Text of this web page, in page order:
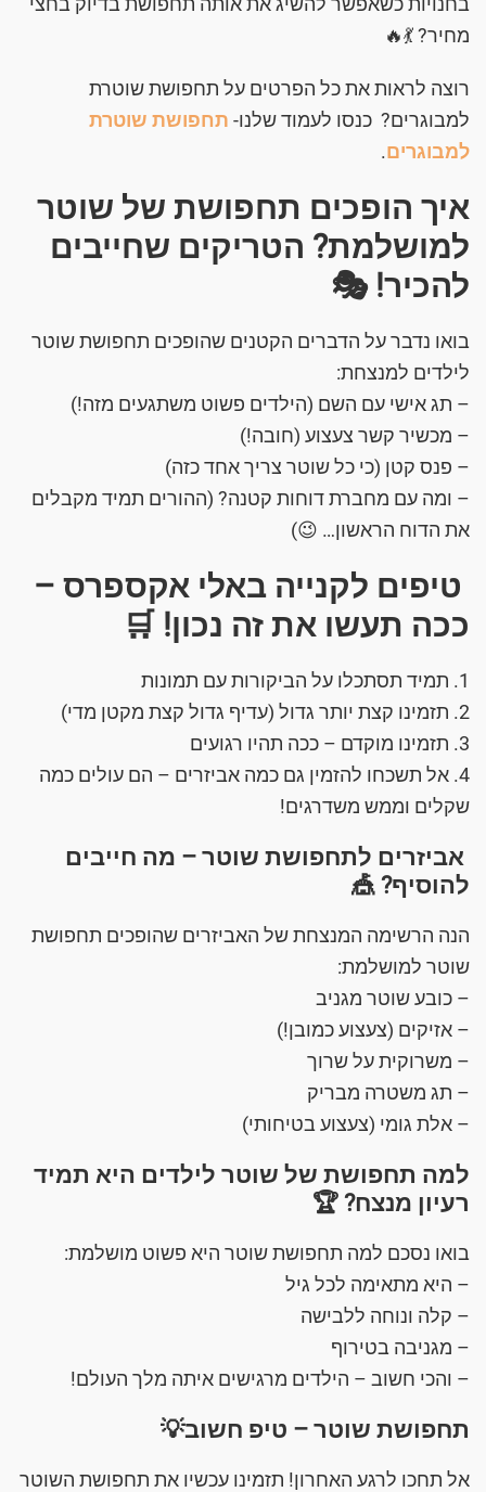
מחיר? 💃🔥
רוצה לראות את כל הפרטים על תחפושת שוטרת
למבוגרים? כנסו לעמוד שלנו- תחפושת שוטרת
למבוגרים.
איך הופכים תחפושת של שוטר
למושלמת? הטריקים שחייבים
להכיר! 🎭
בואו נדבר על הדברים הקטנים שהופכים תחפושת שוטר
לילדים למנצחת:
– תג אישי עם השם (הילדים פשוט משתגעים מזה!)
– מכשיר קשר צעצוע (חובה!)
– פנס קטן (כי כל שוטר צריך אחד כזה)
– ומה עם מחברת דוחות קטנה? (ההורים תמיד מקבלים
את הדוח הראשון… 😉)
טיפים לקנייה באלי אקספרס –
ככה תעשו את זה נכון! 🛒
1. תמיד תסתכלו על הביקורות עם תמונות
2. תזמינו קצת יותר גדול (עדיף גדול קצת מקטן מדי)
3. תזמינו מוקדם – ככה תהיו רגועים
4. אל תשכחו להזמין גם כמה אביזרים – הם עולים כמה
שקלים וממש משדרגים!
אביזרים לתחפושת שוטר – מה חייבים
להוסיף? 🎪
הנה הרשימה המנצחת של האביזרים שהופכים תחפושת
שוטר למושלמת:
– כובע שוטר מגניב
– אזיקים (צעצוע כמובן!)
– משרוקית על שרוך
– תג משטרה מבריק
– אלת גומי (צעצוע בטיחותי)
למה תחפושת של שוטר לילדים היא תמיד
רעיון מנצח? 🏆
בואו נסכם למה תחפושת שוטר היא פשוט מושלמת:
– היא מתאימה לכל גיל
– קלה ונוחה ללבישה
– מגניבה בטירוף
– והכי חשוב – הילדים מרגישים איתה מלך העולם!
תחפושת שוטר – טיפ חשוב💡
אל תחכו לרגע האחרון! תזמינו עכשיו את תחפושת השוטר